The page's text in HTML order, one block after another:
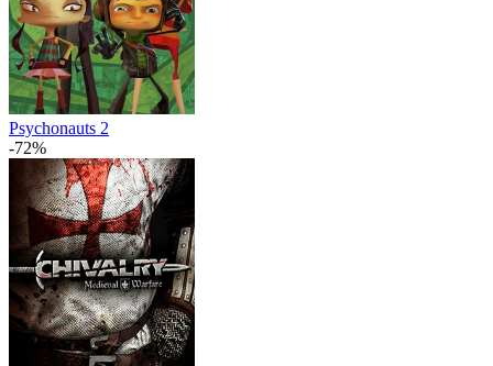
Psychonauts 2
-72%